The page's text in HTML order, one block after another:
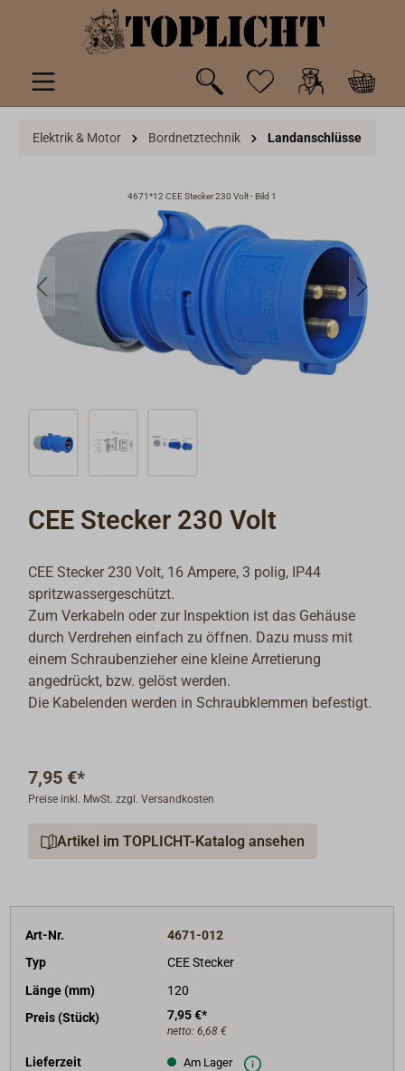
springen
Elektrik & Motor Bordnetztechnik Landanschlüsse
4671*12 CEE Stecker 230 Volt - Bild 1
CEE Stecker 230 Volt
CEE Stecker 230 Volt, 16 Ampere, 3 polig, IP44
spritzwassergeschützt.
Zum Verkabeln oder zur Inspektion ist das Gehäuse
durch Verdrehen einfach zu öffnen. Dazu muss mit
einem Schraubenzieher eine kleine Arretierung
angedrückt, bzw. gelöst werden.
Die Kabelenden werden in Schraubklemmen befestigt.
7,95 €*
Preise inkl. MwSt. zzgl. Versandkosten
Artikel im TOPLICHT-Katalog ansehen
Art-Nr.
4671-012
Typ
CEE Stecker
Länge (mm)
120
Preis (Stück)
7,95 €*
netto: 6,68 €
Lieferzeit Am Lager